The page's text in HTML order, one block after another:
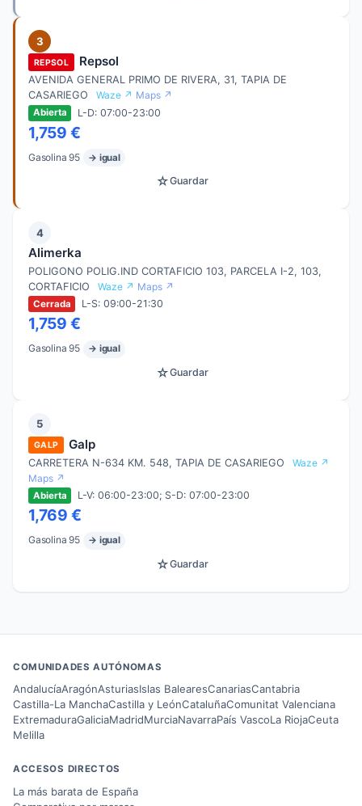
3
REPSOL Repsol
AVENIDA GENERAL PRIMO DE RIVERA, 31, TAPIA DE
CASARIEGO
Waze ↗ Maps ↗
Abierta L-D: 07:00-23:00
1,759 €
Gasolina 95 → igual
☆Guardar
4
Alimerka
POLIGONO POLIG.IND CORTAFICIO 103, PARCELA I-2, 103,
CORTAFICIO
Waze ↗ Maps ↗
Cerrada L-S: 09:00-21:30
1,759 €
Gasolina 95 → igual
☆Guardar
5
GALP Galp
CARRETERA N-634 KM. 548, TAPIA DE CASARIEGO
Waze ↗
Maps ↗
Abierta L-V: 06:00-23:00; S-D: 07:00-23:00
1,769 €
Gasolina 95 → igual
☆Guardar
COMUNIDADES AUTÓNOMAS
AndalucíaAragónAsturiasIslas BalearesCanariasCantabria
Castilla-La ManchaCastilla y LeónCataluñaComunitat Valenciana
ExtremaduraGaliciaMadridMurciaNavarraPaís VascoLa RiojaCeuta
Melilla
ACCESOS DIRECTOS
La más barata de España